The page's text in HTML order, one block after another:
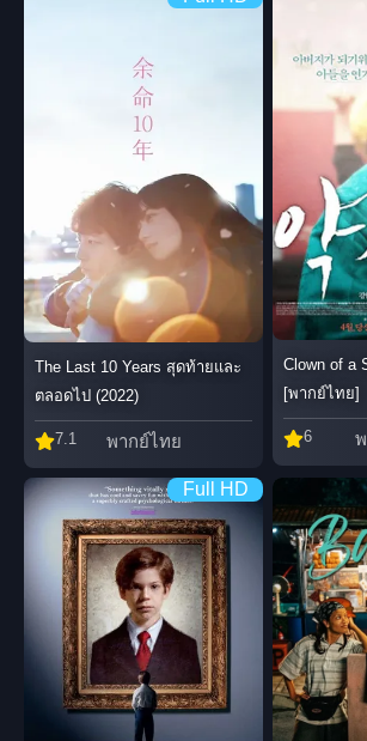
The Last 10 Years สุดท้ายและ
ตลอดไป (2022)
7.1 พากย์ไทย
Clown of a
[พากย์ไทย]
6
Full HD